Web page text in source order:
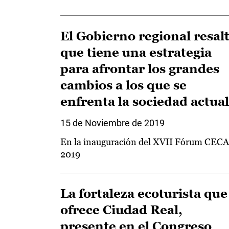
El Gobierno regional
que tiene una estrategia
para afrontar los grandes
cambios a los que se
enfrenta la sociedad actual
15 de Noviembre de 2019
En la inauguración del XVII Fórum
2019
La fortaleza ecoturista que
ofrece Ciudad Real,
presente en el Congreso